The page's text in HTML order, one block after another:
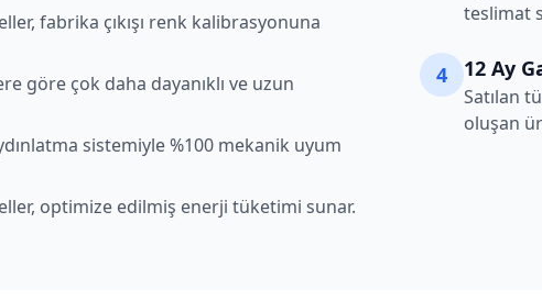
fabrika çıkışı renk kalibrasyonuna
göre çok daha dayanıklı ve uzun
sistemiyle %100 mekanik uyum
optimize edilmiş enerji tüketimi sunar.
teslimat
4 12 Ay
Satılan
oluşan